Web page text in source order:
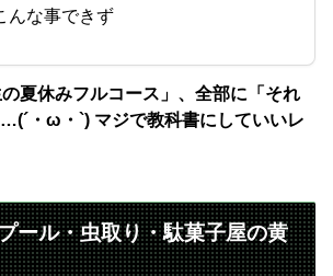
んな事できず
夏休みフルコース」、全部に「それ
・ω・`) マジで教科書にしていいレ
ール・虫取り・駄菓子屋の黄